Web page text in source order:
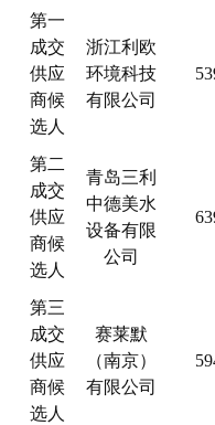
第一
成交
供应
商候
选人
浙江利欧
环境科技
有限公司
第二
成交
供应
商候
选人
青岛三利
中德美水
设备有限
公司
第三
成交
供应
商候
选人
赛莱默
（南京）
有限公司